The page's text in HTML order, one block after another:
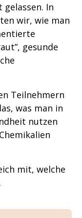
In
wir, wie man
gesunde
Teilnehmern
was man in
nutzen
mit, welche